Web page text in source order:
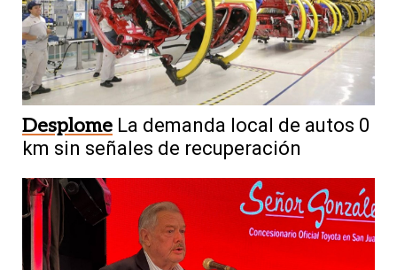
Desplome La demanda local de autos 0
km sin señales de recuperación